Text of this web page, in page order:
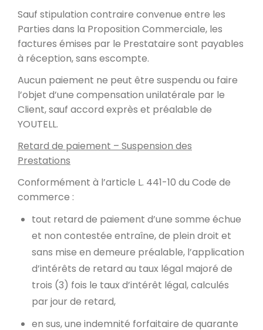
Sauf stipulation contraire convenue entre les
Parties dans la Proposition Commerciale, les
factures émises par le Prestataire sont payables
à réception, sans escompte.
Aucun paiement ne peut être suspendu ou faire
l’objet d’une compensation unilatérale par le
Client, sauf accord exprès et préalable de
YOUTELL.
Retard de paiement – Suspension des
Prestations
Conformément à l’article L. 441-10 du Code de
commerce :
tout retard de paiement d’une somme échue
et non contestée entraîne, de plein droit et
sans mise en demeure préalable, l’application
d’intérêts de retard au taux légal majoré de
trois (3) fois le taux d’intérêt légal, calculés
par jour de retard,
en sus, une indemnité forfaitaire de quarante